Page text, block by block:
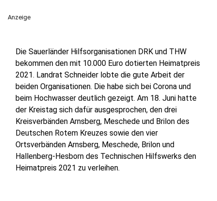
Anzeige
Die Sauerländer Hilfsorganisationen DRK und THW
bekommen den mit 10.000 Euro dotierten Heimatpreis
2021. Landrat Schneider lobte die gute Arbeit der
beiden Organisationen. Die habe sich bei Corona und
beim Hochwasser deutlich gezeigt. Am 18. Juni hatte
der Kreistag sich dafür ausgesprochen, den drei
Kreisverbänden Arnsberg, Meschede und Brilon des
Deutschen Rotem Kreuzes sowie den vier
Ortsverbänden Arnsberg, Meschede, Brilon und
Hallenberg-Hesborn des Technischen Hilfswerks den
Heimatpreis 2021 zu verleihen.